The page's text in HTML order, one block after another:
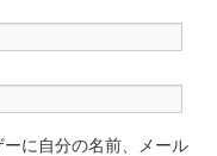
に自分の名前、メール